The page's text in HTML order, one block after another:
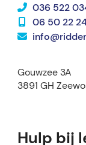
036 522
06 50 22
Gouwzee 3A
3891 GH
Hulp bij